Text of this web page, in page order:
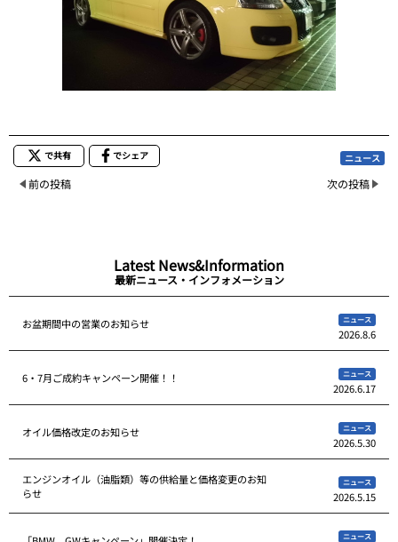
で共有 でシェア ニュース
前の投稿 次の投稿
Latest News&Information
最新ニュース・インフォメーション
お盆期間中の営業のお知らせ ニュース
2026.8.6
6・7月ご成約キャンペーン開催！！ ニュース
2026.6.17
オイル価格改定のお知らせ ニュース
2026.5.30
エンジンオイル（油脂類）等の供給量と価格変更のお知
らせ
ニュース
2026.5.15
ニュース